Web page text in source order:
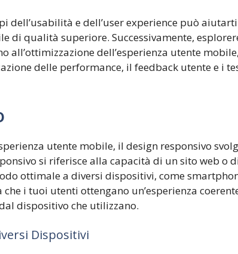
dell’usabilità e dell’user experience può
di qualità superiore. Successivamente,
all’ottimizzazione dell’esperienza utente
delle performance, il feedback utente e i
utente mobile, il design responsivo
si riferisce alla capacità di un sito web o
ottimale a diversi dispositivi, come
i tuoi utenti ottengano un’esperienza
dispositivo che utilizzano.
Dispositivi